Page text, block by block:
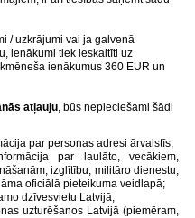
/ uzkrājumi vai ja galvenā
ienākumi tiek ieskaitīti uz
ienākumus 360 EUR un
atļauju , būs nepieciešami šādi
par personas adresi ārvalstīs;
par laulāto, vecākiem,
izglītību, militāro dienestu,
oficiālā pieteikuma veidlapā;
dzīvesvietu Latvijā;
uzturēšanos Latvijā (piemēram,